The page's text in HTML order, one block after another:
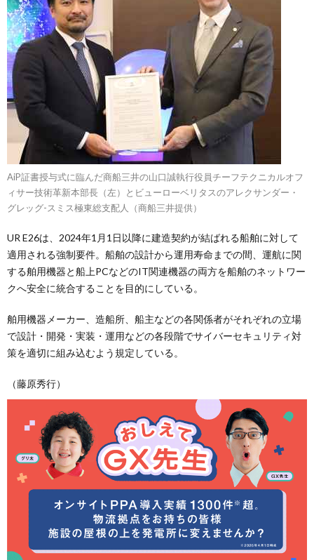
AiP証書授与式に臨んだ商船三井の山口誠執行役員チーフテクニカルオフ
ィサー技術革新本部長（左）とビューローベリタスのアレクサンダー・
グレッグ-スミス極東総支配人（商船三井提供）
UR E26は、2024年1月1日以降に建造契約が結ばれる船舶に対して
適用される強制要件。船舶の設計から運用寿命までの間、運航に関
する舶用機器と船上PCなどのIT関連機器の両方を船舶のネットワー
クへ安全に統合することを目的にしている。
舶用機器メーカー、造船所、船主などの各関係者がそれぞれの立場
で設計・開発・実装・運用などの各段階でサイバーセキュリティ対
策を適切に組み込むよう規定している。
（藤原秀行）